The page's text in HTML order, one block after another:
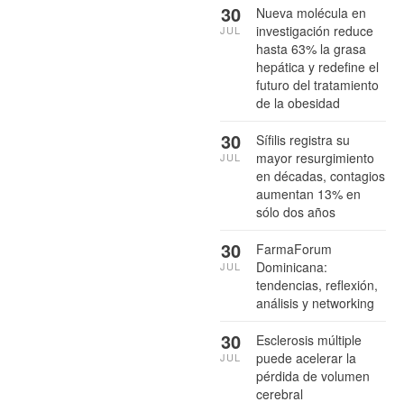
Nueva molécula en
investigación reduce
hasta 63% la grasa
hepática y redefine el
futuro del tratamiento
de la obesidad
30
JUL
Sífilis registra su
mayor resurgimiento
en décadas, contagios
aumentan 13% en
sólo dos años
30
JUL
FarmaForum
Dominicana:
tendencias, reflexión,
análisis y networking
30
JUL
Esclerosis múltiple
puede acelerar la
pérdida de volumen
cerebral
30
JUL